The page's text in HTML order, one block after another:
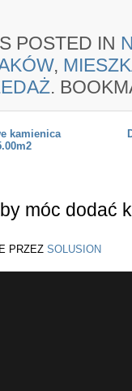
POSTED IN
,
.
kamienica
móc dodać
PRZEZ SOLUSION